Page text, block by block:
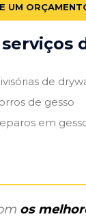
UM
de
de gesso
em
os